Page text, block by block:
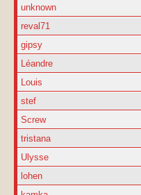
unknown
reval71
gipsy
Léandre
Louis
stef
Screw
tristana
Ulysse
lohen